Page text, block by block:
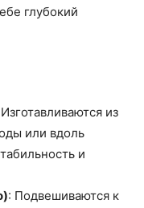
глубокий
из
или вдоль
и
: Подвешиваются к